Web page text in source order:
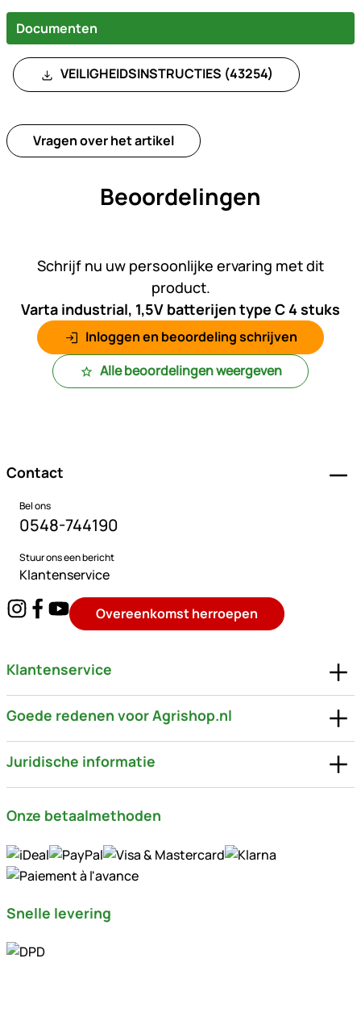
Documenten
VEILIGHEIDSINSTRUCTIES (43254)
Vragen over het artikel
Beoordelingen
Schrijf nu uw persoonlijke ervaring met dit
product.
Varta industrial, 1,5V batterijen type C 4 stuks
Inloggen en beoordeling schrijven
Alle beoordelingen weergeven
Contact
Bel ons
0548-744190
Stuur ons een bericht
Klantenservice
Overeenkomst herroepen
Klantenservice
Goede redenen voor Agrishop.nl
Juridische informatie
Onze betaalmethoden
Snelle levering